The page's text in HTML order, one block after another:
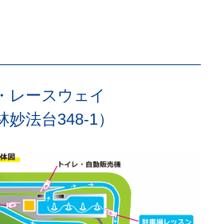
レースウェイ
妙法台348-1）